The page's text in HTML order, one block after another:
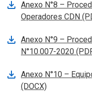
Anexo N°8 –
Operadores CDN
Anexo N°9 –
N°10.007-2020
Anexo N°10 –
(DOCX)Se abre en